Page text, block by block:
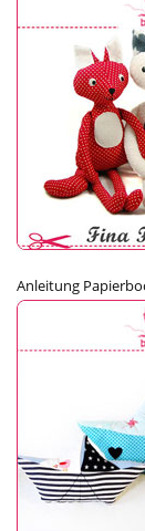
Anleitung